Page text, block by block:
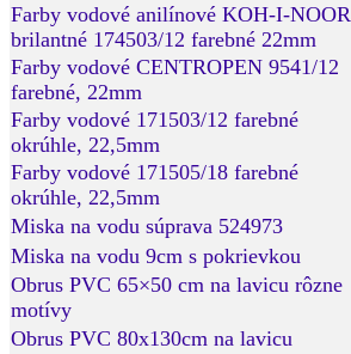
Farby vodové anilínové KOH-I-NOOR
brilantné 174503/12 farebné 22mm
Farby vodové CENTROPEN 9541/12
farebné, 22mm
Farby vodové 171503/12 farebné
okrúhle, 22,5mm
Farby vodové 171505/18 farebné
okrúhle, 22,5mm
Miska na vodu súprava 524973
Miska na vodu 9cm s pokrievkou
Obrus PVC 65×50 cm na lavicu rôzne
motívy
Obrus PVC 80x130cm na lavicu